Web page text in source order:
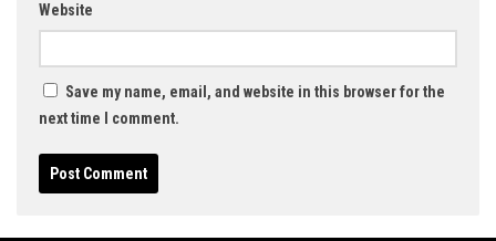
Website
Save my name, email, and website in this browser for the
next time I comment.